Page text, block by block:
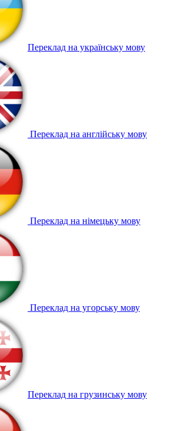
Переклад на українську мову
Переклад на англійську мову
Переклад на німецьку мову
Переклад на угорську мову
Переклад на грузинську мову